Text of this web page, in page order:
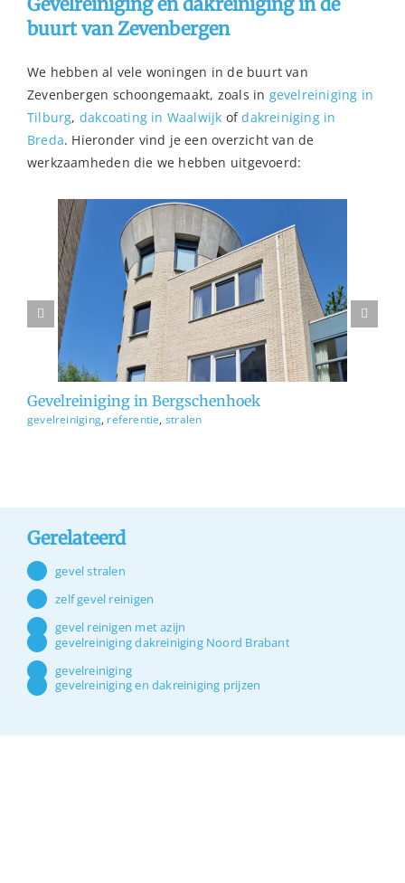
buurt van Zevenbergen
We hebben al vele woningen in de buurt van
Zevenbergen schoongemaakt, zoals in gevelreiniging in
Tilburg, dakcoating in Waalwijk ofdakreiniging in
Breda. Hieronder vind je een overzicht van de
werkzaamheden die we hebben uitgevoerd:
Gevelreiniging in Bergschenhoek
gevelreiniging, referentie, stralen
gevelreiniging referentie stralen
Gerelateerd
gevel stralen
zelf gevel reinigen
gevel reinigen met azijn
gevelreiniging dakreiniging Noord Brabant
gevelreiniging
gevelreiniging en dakreiniging prijzen